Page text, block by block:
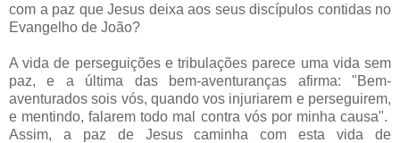
com a paz que Jesus deixa aos seus discípulos contidas no
Evangelho de João?
A vida de perseguições e tribulações parece uma vida sem
paz, e a última das bem-aventuranças afirma: "Bem-
aventurados sois vós, quando vos injuriarem e perseguirem,
e mentindo, falarem todo mal contra vós por minha causa".
Assim, a paz de Jesus caminha com esta vida de